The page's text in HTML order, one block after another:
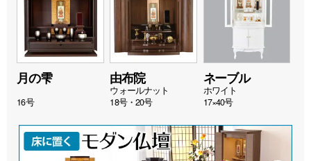
月の雫
16号
由布院
ウォールナット
18号・20号
ネーブル
ホワイト
17×40号